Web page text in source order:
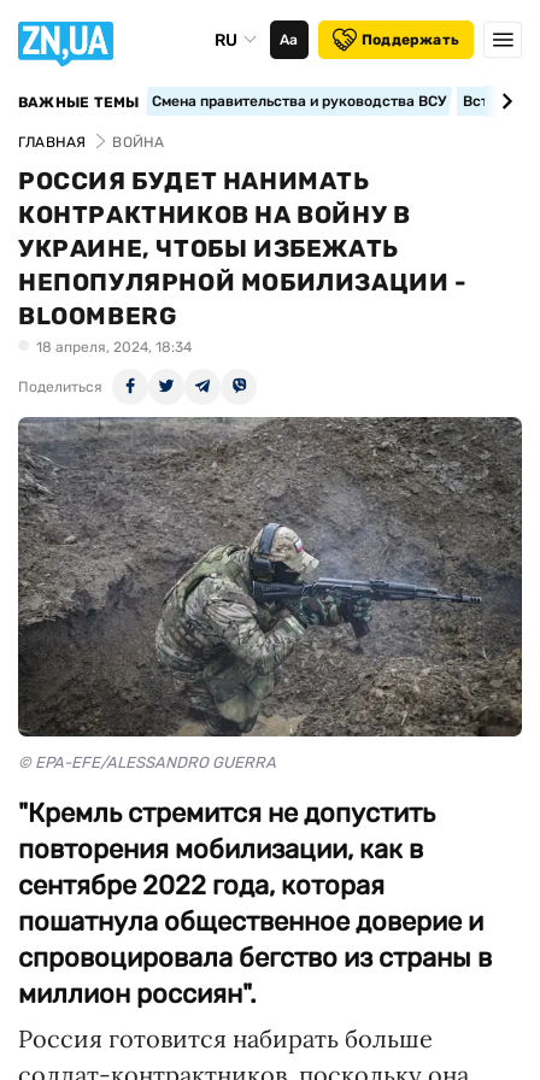
RU Аа Поддержать
ВАЖНЫЕ ТЕМЫ Смена правительства и руководства ВСУ
ГЛАВНАЯ ВОЙНА
РОССИЯ БУДЕТ НАНИМАТЬ
КОНТРАКТНИКОВ НА ВОЙНУ В
УКРАИНЕ, ЧТОБЫ ИЗБЕЖАТЬ
НЕПОПУЛЯРНОЙ МОБИЛИЗАЦИИ -
BLOOMBERG
18 апреля, 2024, 18:34
Поделиться
© EPA-EFE/ALESSANDRO GUERRA
"Кремль стремится не допустить
повторения мобилизации, как в
сентябре 2022 года, которая
пошатнула общественное доверие и
спровоцировала бегство из страны в
миллион россиян".
Россия готовится набирать больше